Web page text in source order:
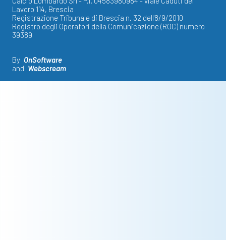
Lavoro 114, Brescia
Registrazione Tribunale di Brescia n. 32 dell'8/9/2010
Registro degli Operatori della Comunicazione (ROC) numero
39389
By OnSoftware
and Webscream